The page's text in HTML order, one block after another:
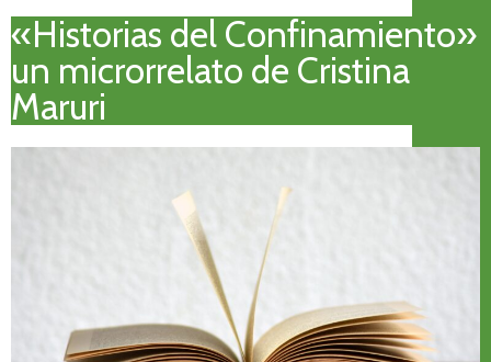
«Historias del Confinamiento»
un microrrelato de Cristina
Maruri